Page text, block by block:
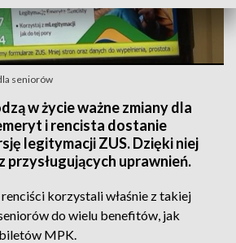
seniorów
w życie ważne zmiany dla
i rencista dostanie
legitymacji ZUS. Dzięki niej
przysługujących uprawnień.
korzystali właśnie z takiej
do wielu benefitów, jak
MPK.